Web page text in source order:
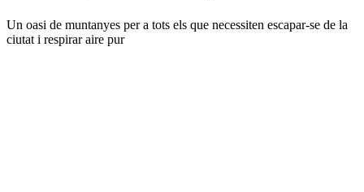
Un oasi de muntanyes per a tots els que necessiten escapar-se de la
ciutat i respirar aire pur